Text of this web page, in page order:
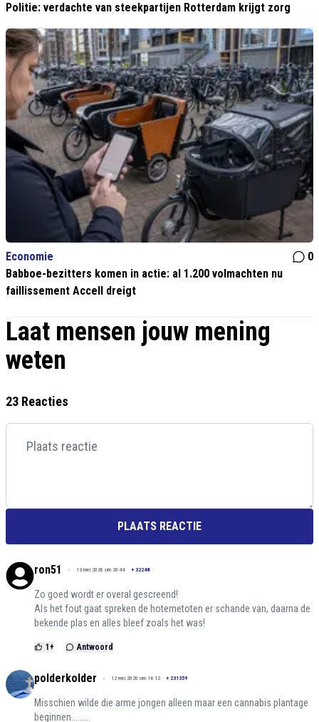
Politie: verdachte van steekpartijen Rotterdam krijgt zorg
Economie
0
Babboe-bezitters komen in actie: al 1.200 volmachten nu
faillissement Accell dreigt
Laat mensen jouw mening
weten
23 Reacties
PLAATS REACTIE
ron51 13 mei 2026 om 20:44 + 32248
Zo goed wordt er overal gescreend!
Als het fout gaat spreken de hotemetoten er schande van, daarna de
bekende plas en alles bleef zoals het was!
1 + Antwoord
polderkolder 12 mei 2026 om 14:12 + 231359
Misschien wilde die arme jongen alleen maar een cannabis plantage
beginnen.........